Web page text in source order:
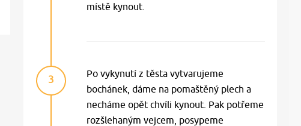
místě kynout.
3
Po vykynutí z těsta vytvarujeme
bochánek, dáme na pomaštěný plech a
necháme opět chvíli kynout. Pak potřeme
rozšlehaným vejcem, posypeme